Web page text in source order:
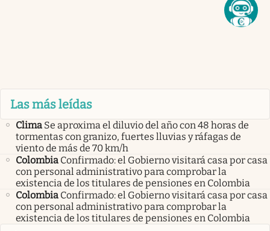
Las más leídas
Clima Se aproxima el diluvio del año con 48 horas de
tormentas con granizo, fuertes lluvias y ráfagas de
viento de más de 70 km/h
Colombia Confirmado: el Gobierno visitará casa por casa
con personal administrativo para comprobar la
existencia de los titulares de pensiones en Colombia
Colombia Confirmado: el Gobierno visitará casa por casa
con personal administrativo para comprobar la
existencia de los titulares de pensiones en Colombia